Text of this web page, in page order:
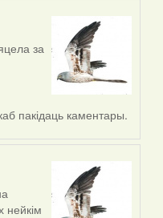
за
пакідаць каментары.
нейкім